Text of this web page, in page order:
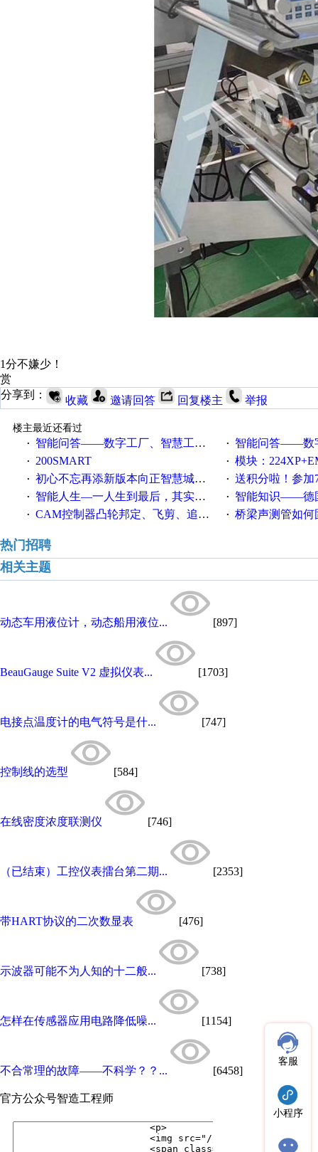
1分不嫌少！
赏
分享到：
收藏 邀请回答 回复楼主 举报
楼主最近还看过
·
智能问答——数字工厂、智慧工厂和智能制造三者的区别是什么？ · 智能问答——数字化工厂与
· 200SMART · 模块：
· 初心不忘再添新版本向正智慧城市云展厅3.0版亮相 · 送积分啦！参加7月6日
· 智能人生—一人生到最后，其实拼的都是人品 · 智能知识——德国工业崛起
· CAM控制器凸轮邦定、飞剪、追剪等C功能块 · 桥梁声测管如何固
热门招聘
相关主题
动态车用液位计，动态船用液位... [897]
BeauGauge Suite V2 虚拟仪表... [1703]
电接点温度计的电气符号是什... [747]
控制线的选型 [584]
在线密度浓度联测仪 [746]
（已结束）工控仪表擂台第二期... [2353]
带HART协议的二次数显表 [476]
示波器可能不为人知的十二般... [738]
怎样在传感器应用电路降低噪... [1154]
不合常理的故障——不科学？？... [6458]
官方公众号智造工程师
客服
小程序